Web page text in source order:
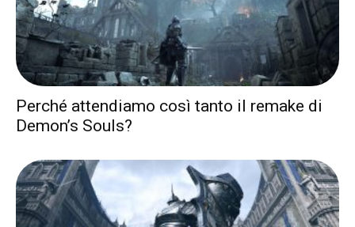
Perché attendiamo così tanto il remake di
Demon’s Souls?